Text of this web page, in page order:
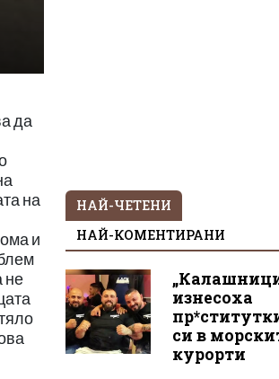
да
на
и
не
НАЙ-ЧЕТЕНИ
НАЙ-КОМЕНТИРАНИ
изнесоха
си в
курорти